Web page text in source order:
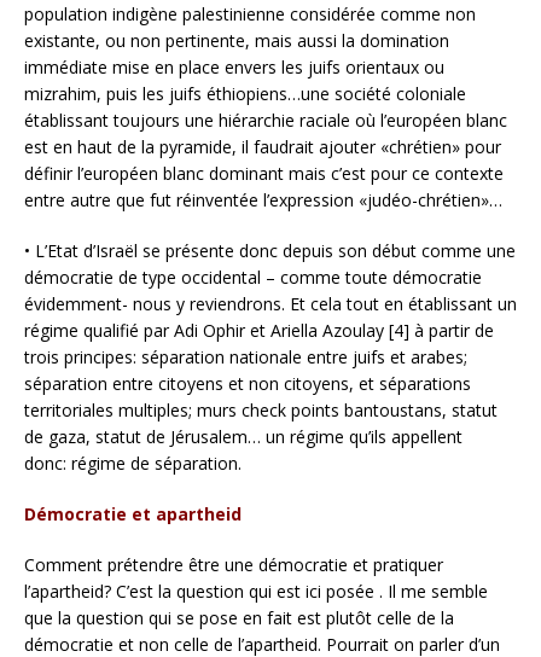
population indigène palestinienne considérée comme non
existante, ou non pertinente, mais aussi la domination
immédiate mise en place envers les juifs orientaux ou
mizrahim, puis les juifs éthiopiens…une société coloniale
établissant toujours une hiérarchie raciale où l’européen blanc
est en haut de la pyramide, il faudrait ajouter «chrétien» pour
définir l’européen blanc dominant mais c’est pour ce contexte
entre autre que fut réinventée l’expression «judéo-chrétien»…
• L’Etat d’Israël se présente donc depuis son début comme une
démocratie de type occidental – comme toute démocratie
évidemment- nous y reviendrons. Et cela tout en établissant un
régime qualifié par Adi Ophir et Ariella Azoulay [4] à partir de
trois principes: séparation nationale entre juifs et arabes;
séparation entre citoyens et non citoyens, et séparations
territoriales multiples; murs check points bantoustans, statut
de gaza, statut de Jérusalem… un régime qu’ils appellent
donc: régime de séparation.
Démocratie et apartheid
Comment prétendre être une démocratie et pratiquer
l’apartheid? C’est la question qui est ici posée . Il me semble
que la question qui se pose en fait est plutôt celle de la
démocratie et non celle de l’apartheid. Pourrait on parler d’un